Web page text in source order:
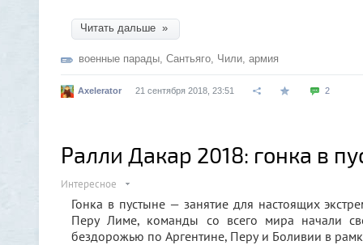
Читать дальше »
военные парады, Сантьяго, Чили, армия
Axelerator 21 сентября 2018, 23:51 2
Ралли Дакар 2018: гонка в
Интересное
Гонка в пустыне — занятие для настоящих
Перу Лиме, команды со всего мира начали
бездорожью по Аргентине, Перу и Боливии в